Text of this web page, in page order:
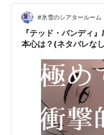
ったみたいです、 テッド
本当に法廷に女性ファン
の映画は恋…
#氷雪のシアタールーム
『テッド・バンディ
本心は？(ネタバレな